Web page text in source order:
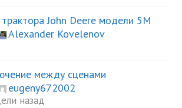
John Deere модели 5М
Alexander Kovelenov
между сценами
eugeny672002
назад